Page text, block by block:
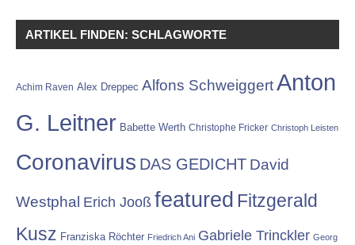
ARTIKEL FINDEN: SCHLAGWORTE
Achim Raven Alex Dreppec Alfons SchweiggertAnton
G. Leitner Babette Werth Christophe Fricker Christoph Leisten
Coronavirus DAS GEDICHT David
Westphal Erich Jooß featured Fitzgerald
Kusz Franziska Röchter Friedrich Ani Gabriele Trinckler Georg